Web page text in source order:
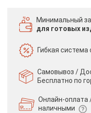
Минимальный
для готовых
Гибкая система
Самовывоз /
Бесплатно по
Онлайн-оплата
наличными